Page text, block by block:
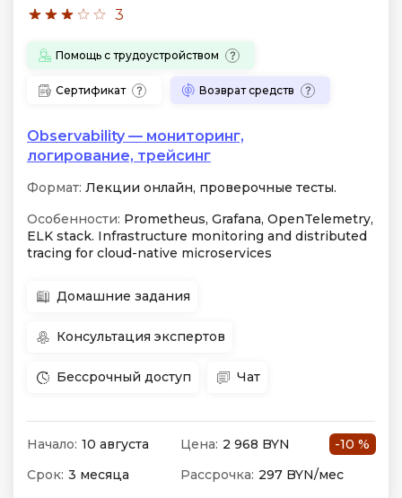
3
Помощь с трудоустройством
Сертификат Возврат средств
Observability — мониторинг,
логирование, трейсинг
Формат: Лекции онлайн, проверочные тесты.
Особенности: Prometheus, Grafana, OpenTelemetry,
ELK stack. Infrastructure monitoring and distributed
tracing for cloud-native microservices
Домашние задания
Консультация экспертов
Бессрочный доступ Чат
Начало: 10 августа Цена: 2 968 BYN
-10 %
Срок: 3 месяца Рассрочка: 297 BYN/мес